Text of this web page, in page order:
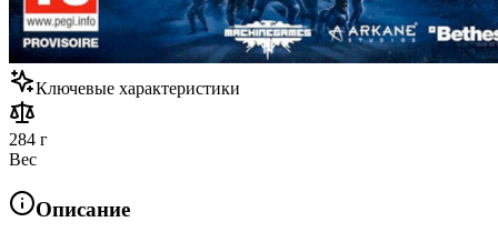
Ключевые характеристики
284 г
Вес
Описание